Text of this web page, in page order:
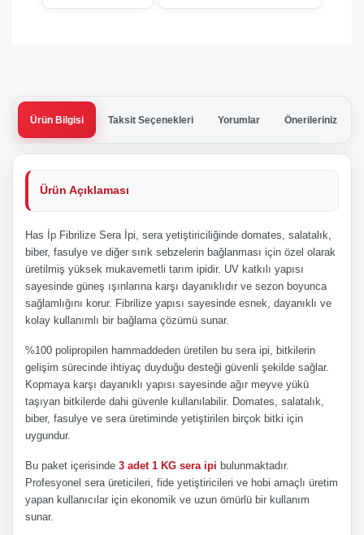
Ürün Bilgisi Taksit Seçenekleri Yorumlar Önerileriniz
Ürün Açıklaması
Has İp Fibrilize Sera İpi, sera yetiştiriciliğinde domates, salatalık,
biber, fasulye ve diğer sırık sebzelerin bağlanması için özel olarak
üretilmiş yüksek mukavemetli tarım ipidir. UV katkılı yapısı
sayesinde güneş ışınlarına karşı dayanıklıdır ve sezon boyunca
sağlamlığını korur. Fibrilize yapısı sayesinde esnek, dayanıklı ve
kolay kullanımlı bir bağlama çözümü sunar.
%100 polipropilen hammaddeden üretilen bu sera ipi, bitkilerin
gelişim sürecinde ihtiyaç duyduğu desteği güvenli şekilde sağlar.
Kopmaya karşı dayanıklı yapısı sayesinde ağır meyve yükü
taşıyan bitkilerde dahi güvenle kullanılabilir. Domates, salatalık,
biber, fasulye ve sera üretiminde yetiştirilen birçok bitki için
uygundur.
Bu paket içerisinde 3 adet 1 KG sera ipi bulunmaktadır.
Profesyonel sera üreticileri, fide yetiştiricileri ve hobi amaçlı üretim
yapan kullanıcılar için ekonomik ve uzun ömürlü bir kullanım
sunar.